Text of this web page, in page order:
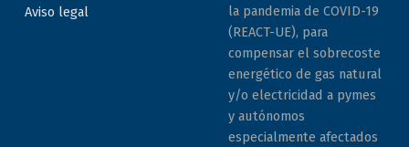
Aviso legal
la pandemia de COVID-19
(REACT-UE), para
compensar el sobrecoste
energético de gas natural
y/o electricidad a pymes
y autónomos
especialmente afectados